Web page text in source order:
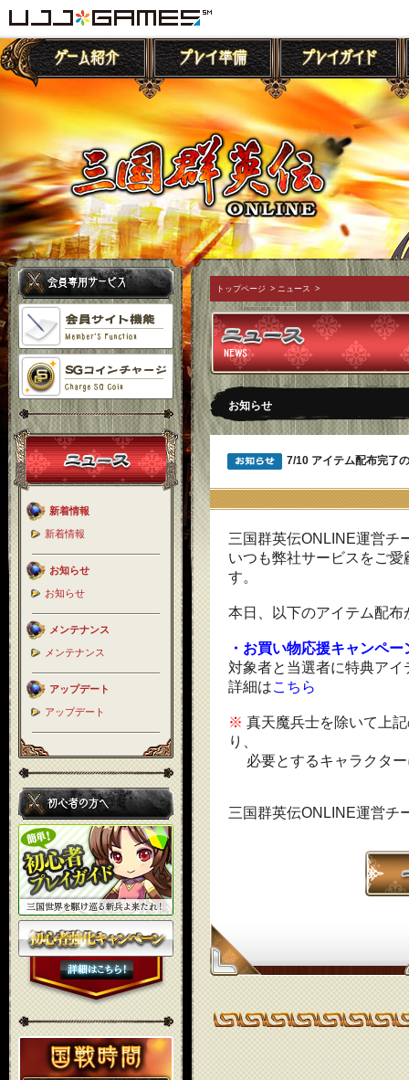
新着情報
新着情報
お知らせ
お知らせ
メンテナンス
メンテナンス
アップデート
アップデート
トップページ > ニュース >
お知らせ
7/10 アイテム配布完了
三国群英伝ONLINE運営チ
いつも弊社サービスをご
す。
本日、以下のアイテム配
・お買い物応援キャンペ
対象者と当選者に特典ア
詳細はこちら
※ 真天魔兵士を除いて上
り、
必要とするキャラクター
三国群英伝ONLINE運営チ